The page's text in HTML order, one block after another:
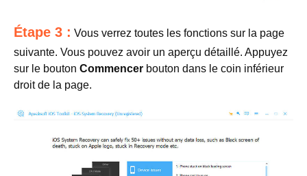
Étape 3 : Vous verrez toutes les fonctions sur la page
suivante. Vous pouvez avoir un aperçu détaillé. Appuyez
sur le bouton Commencer bouton dans le coin inférieur
droit de la page.